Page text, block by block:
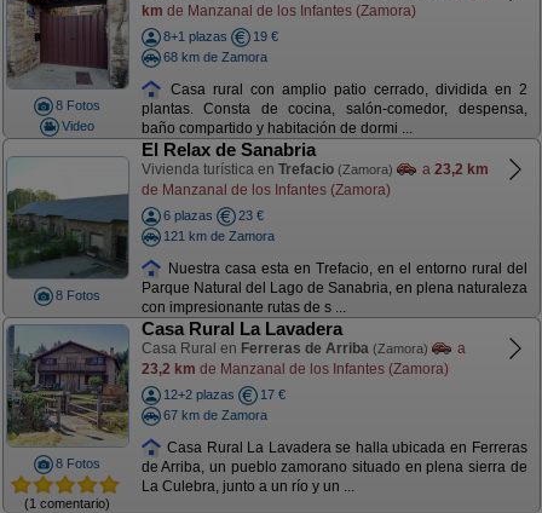
8 Fotos
Video
km de Manzanal de los Infantes (Zamora)
8+1 plazas
19 €
68 km de Zamora
Casa rural con amplio patio cerrado, dividida en 2
plantas. Consta de cocina, salón-comedor, despensa,
baño compartido y habitación de dormi ...
8 Fotos
El Relax de Sanabria
Vivienda turística en Trefacio (Zamora) a 23,2 km
de Manzanal de los Infantes (Zamora)
6 plazas
23 €
121 km de Zamora
Nuestra casa esta en Trefacio, en el entorno rural del
Parque Natural del Lago de Sanabria, en plena naturaleza
con impresionante rutas de s ...
8 Fotos
(1 comentario)
Casa Rural La Lavadera
Casa Rural en Ferreras de Arriba (Zamora)
a
23,2 km de Manzanal de los Infantes (Zamora)
12+2 plazas
17 €
67 km de Zamora
Casa Rural La Lavadera se halla ubicada en Ferreras
de Arriba, un pueblo zamorano situado en plena sierra de
La Culebra, junto a un río y un ...